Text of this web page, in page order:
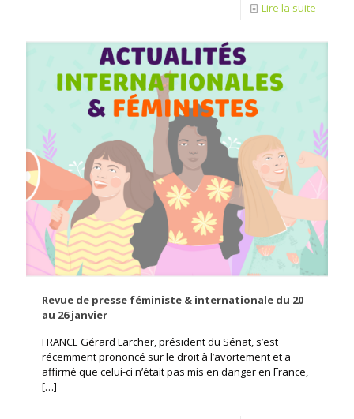
Lire la suite
Revue de presse féministe & internationale du 20
au 26 janvier
FRANCE Gérard Larcher, président du Sénat, s’est
récemment prononcé sur le droit à l’avortement et a
affirmé que celui-ci n’était pas mis en danger en France,
[…]